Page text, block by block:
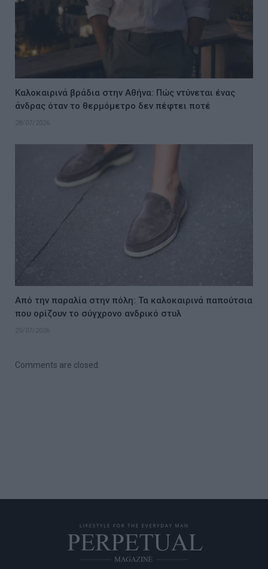
Καλοκαιρινά βράδια στην Αθήνα: Πώς ντύνεται ένας
άνδρας όταν το θερμόμετρο δεν πέφτει ποτέ
28/07/2026
Από την παραλία στην πόλη: Τα καλοκαιρινά παπούτσια
που ορίζουν το σύγχρονο ανδρικό στυλ
25/07/2026
Comments are closed.